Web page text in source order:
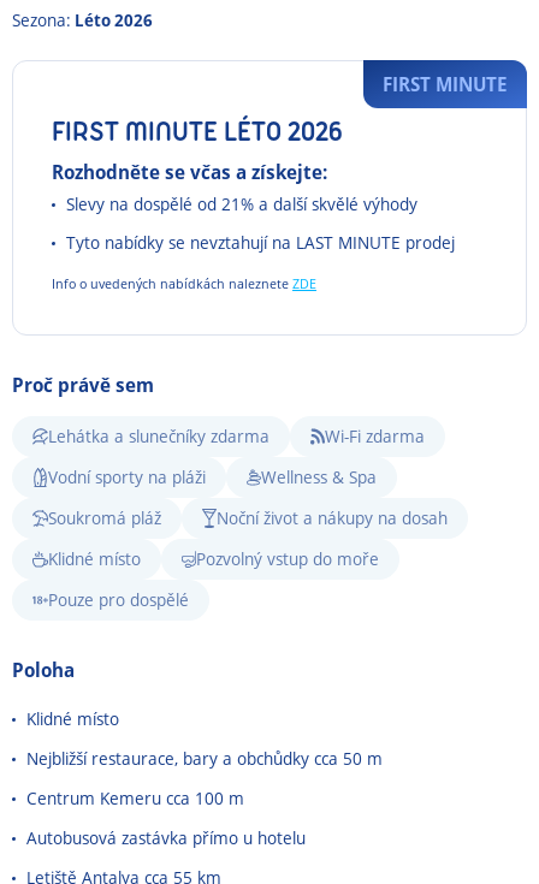
Sezona: Léto 2026
FIRST MINUTE LÉTO 2026
Rozhodněte se včas a získejte:
Slevy na dospělé od 21% a další skvělé výhody
Tyto nabídky se nevztahují na LAST MINUTE prodej
Info o uvedených nabídkách naleznete ZDE
FIRST MINUTE
Proč právě sem
Lehátka a slunečníky zdarma
Wi-Fi zdarma
Vodní sporty na pláži
Wellness & Spa
Soukromá pláž
Noční život a nákupy na dosah
Klidné místo
Pozvolný vstup do moře
Pouze pro dospělé
Poloha
Klidné místo
Nejbližší restaurace, bary a obchůdky cca 50 m
Centrum Kemeru cca 100 m
Autobusová zastávka přímo u hotelu
Letiště Antalya cca 55 km